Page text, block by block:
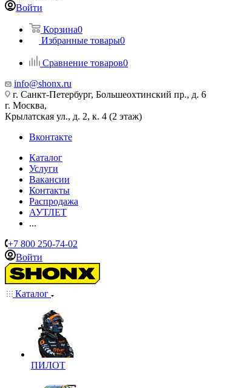
Войти
Корзина0
Избранные товары0
Сравнение товаров0
info@shonx.ru
г. Санкт-Петербург, Большеохтинский пр., д. 6
г. Москва,
Крылатская ул., д. 2, к. 4 (2 этаж)
Вконтакте
Каталог
Услуги
Вакансии
Контакты
Распродажа
АУТЛЕТ
...
+7 800 250-74-02
Войти
Каталог
ПИЛОТ